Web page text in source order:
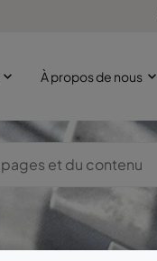
À propos de nous